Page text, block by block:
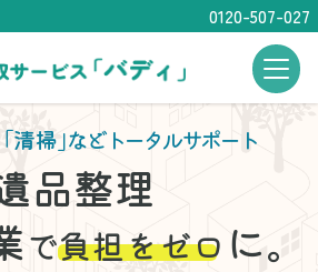
0120-507-027
清掃」などトータルサポート
品整理
で負担をゼロ に。